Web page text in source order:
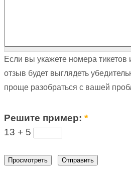
Если вы укажете номера тикетов
отзыв будет выглядеть
проще разобраться с вашей
Решите пример:*
13 + 5